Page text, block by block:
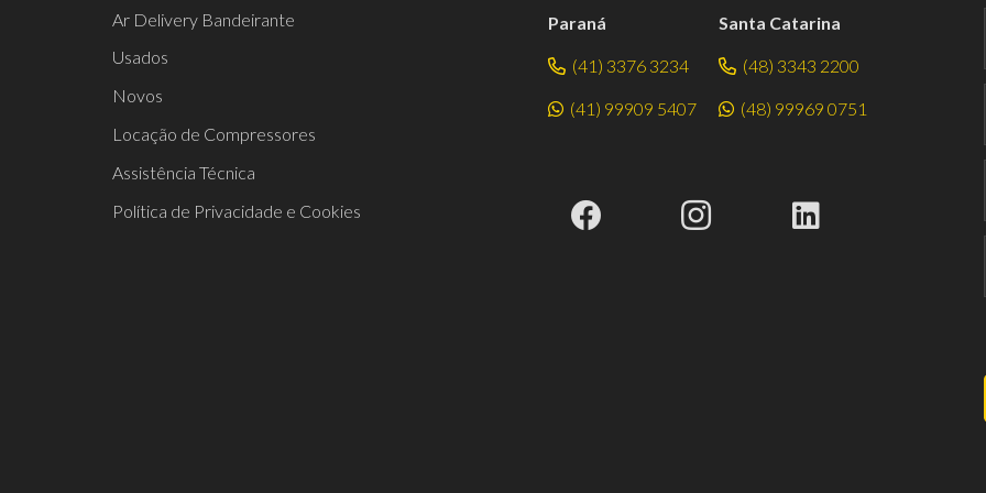
Ar Delivery Bandeirante
Usados
Novos
Locação de Compressores
Assistência Técnica
Política de Privacidade e Cookies
Paraná
(41) 3376 3234
(41) 99909 5407
Santa Catarina
(48) 3343 2200
(48) 99969 0751